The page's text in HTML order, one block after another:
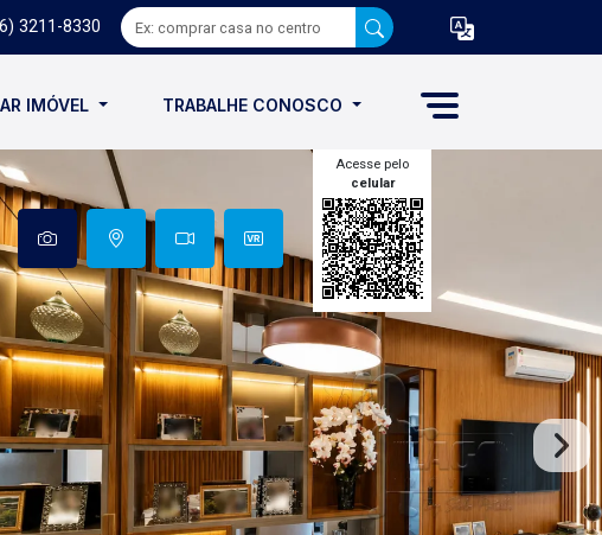
3211-8330
IMÓVEL TRABALHE CONOSCO
Acesse pelo
celular